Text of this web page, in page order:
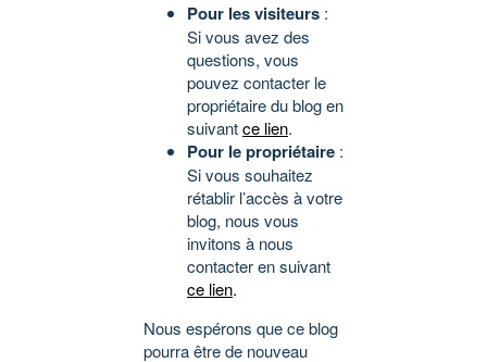
Pour les visiteurs :
Si vous avez des
questions, vous
pouvez contacter le
propriétaire du blog en
suivantce lien.
Pour le propriétaire :
Si vous souhaitez
rétablir l’accès à votre
blog, nous vous
invitons à nous
contacter en suivant
ce lien.
Nous espérons que ce blog
pourra être de nouveau